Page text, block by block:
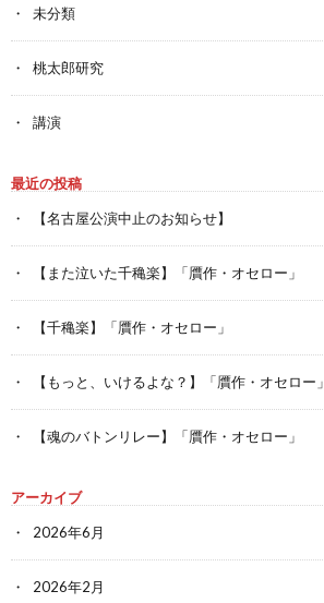
未分類
桃太郎研究
講演
最近の投稿
【名古屋公演中止のお知らせ】
【また泣いた千穐楽】「贋作・オセロー」
【千穐楽】「贋作・オセロー」
【もっと、いけるよな？】「贋作・オセロー」
【魂のバトンリレー】「贋作・オセロー」
アーカイブ
2026年6月
2026年2月